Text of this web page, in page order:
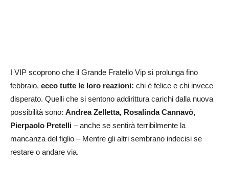
I VIP scoprono che il Grande Fratello Vip si prolunga fino
febbraio, ecco tutte le loro reazioni: chi è felice e chi invece
disperato. Quelli che si sentono addirittura carichi dalla nuova
possibilità sono: Andrea Zelletta, Rosalinda Cannavò,
Pierpaolo Pretelli – anche se sentirà terribilmente la
mancanza del figlio – Mentre gli altri sembrano indecisi se
restare o andare via.